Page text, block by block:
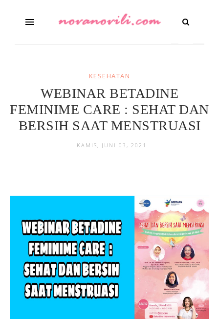
KESEHATAN
WEBINAR BETADINE
FEMINIME CARE : SEHAT DAN
BERSIH SAAT MENSTRUASI
KAMIS, JUNI 03, 2021